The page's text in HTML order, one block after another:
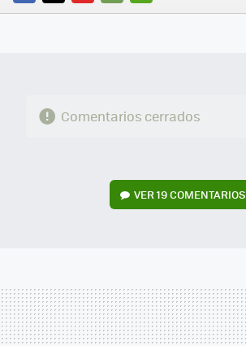
FACEBOOK
TWITTERFLIPBOARD
E-
WHATSAPP
Comentarios cerrados
VER19 COMENTARIOS